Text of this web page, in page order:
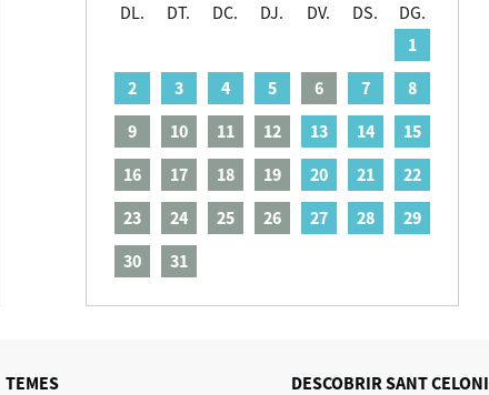
DL.
DT. DC. DJ. DV. DS.
DG.
1
2
3 4 5 6 7
8
9
10 11 12 13 14
15
16
17 18 19 20 21
22
23
24 25 26 27 28
29
30
31
TEMES
DESCOBRIR SANT CELONI